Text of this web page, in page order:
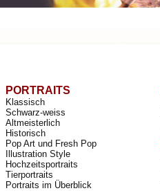
PORTRAITS
Klassisch
Schwarz-weiss
Altmeisterlich
Historisch
Pop Art und Fresh Pop
Illustration Style
Hochzeitsportraits
Tierportraits
Portraits im Überblick